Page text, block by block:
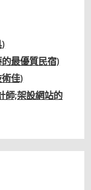
最優質民宿)
佳)
師;架設網站的